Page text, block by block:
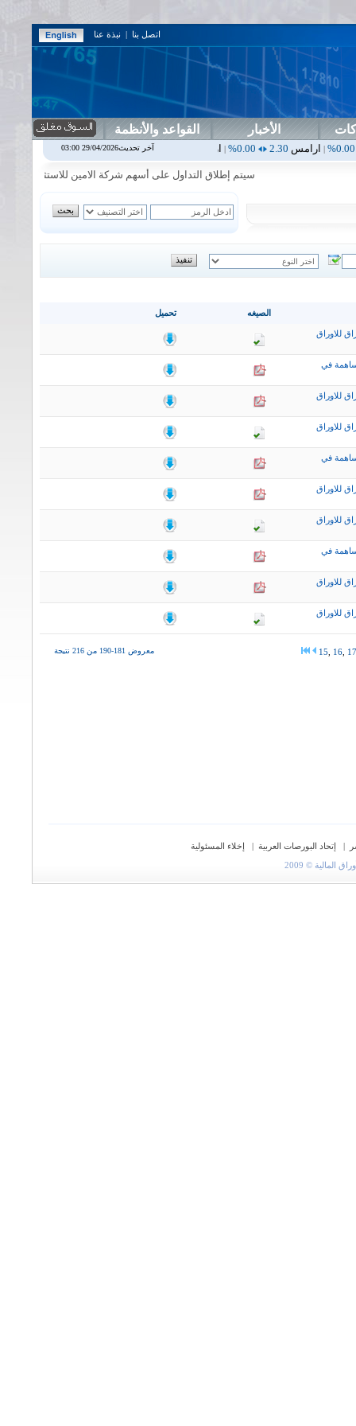
اتصل بنا | نبذة عنا
الأخبار القواعد والأنظمة
2.30
|اربيل 0.00
0.00
0.00%
|اسفنج
سيتم إطلاق التداول على أسهم شركة الامين للاستثمار المالي في
تحميل الصيغه
للاوراق
في
للاوراق
للاوراق
في
للاوراق
للاوراق
في
للاوراق
للاوراق
معروض 181-190 من 216 نتيجة 15 16 17
| إتحاد البورصات العربية |
إخلاء المسئولية
© 2009